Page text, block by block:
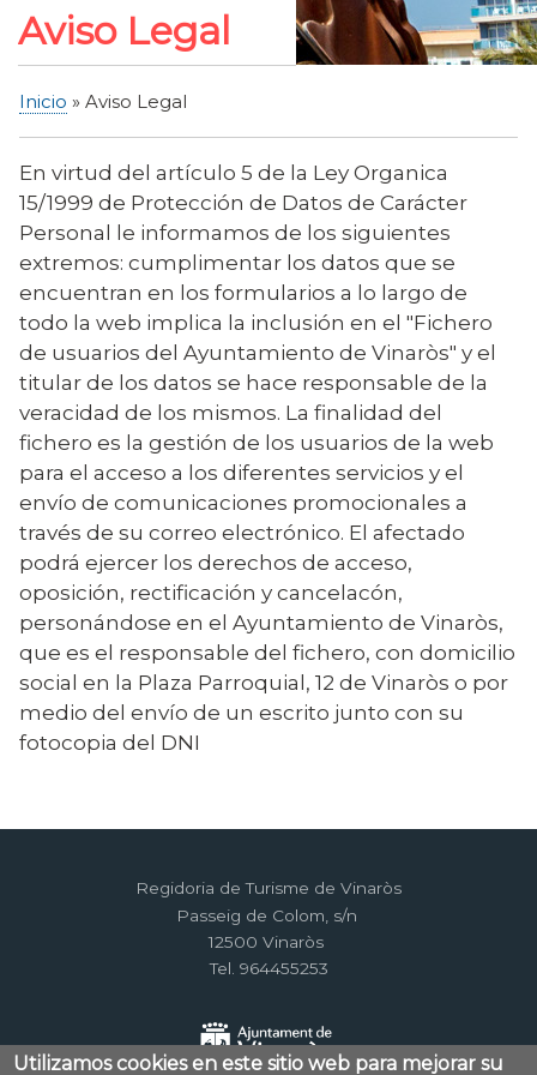
Aviso Legal
de
ayuda
a
la
navegación
Inicio Aviso Legal
En virtud del artículo 5 de la Ley Organica
15/1999 de Protección de Datos de Carácter
Personal le informamos de los siguientes
extremos: cumplimentar los datos que se
encuentran en los formularios a lo largo de
todo la web implica la inclusión en el "Fichero
de usuarios del Ayuntamiento de Vinaròs" y el
titular de los datos se hace responsable de la
veracidad de los mismos. La finalidad del
fichero es la gestión de los usuarios de la web
para el acceso a los diferentes servicios y el
envío de comunicaciones promocionales a
través de su correo electrónico. El afectado
podrá ejercer los derechos de acceso,
oposición, rectificación y cancelacón,
personándose en el Ayuntamiento de Vinaròs,
que es el responsable del fichero, con domicilio
social en la Plaza Parroquial, 12 de Vinaròs o por
medio del envío de un escrito junto con su
fotocopia del DNI
Regidoria de Turisme de Vinaròs
Passeig de Colom, s/n
12500 Vinaròs
Tel. 964455253
Utilizamos cookies en este sitio web para mejorar su